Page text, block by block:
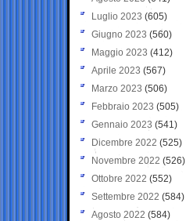
Luglio 2023 (605)
Giugno 2023 (560)
Maggio 2023 (412)
Aprile 2023 (567)
Marzo 2023 (506)
Febbraio 2023 (505)
Gennaio 2023 (541)
Dicembre 2022 (525)
Novembre 2022 (526)
Ottobre 2022 (552)
Settembre 2022 (584)
Agosto 2022 (584)